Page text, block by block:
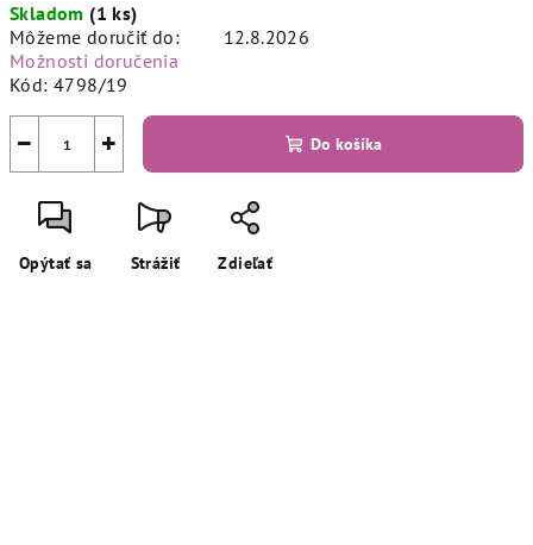
cena:
Skladom (1 ks)
Môžeme doručiť do:
12.8.2026
Možnosti doručenia
Kód: 4798/19
+
− Do košíka
Opýtať sa Strážiť Zdieľať